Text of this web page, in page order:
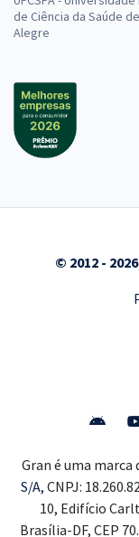
de Ciência da Saúde
Alegre
© 2012 -
Gran é uma marca
S/A, CNPJ:
10, Edifício
Brasília-DF, CEP